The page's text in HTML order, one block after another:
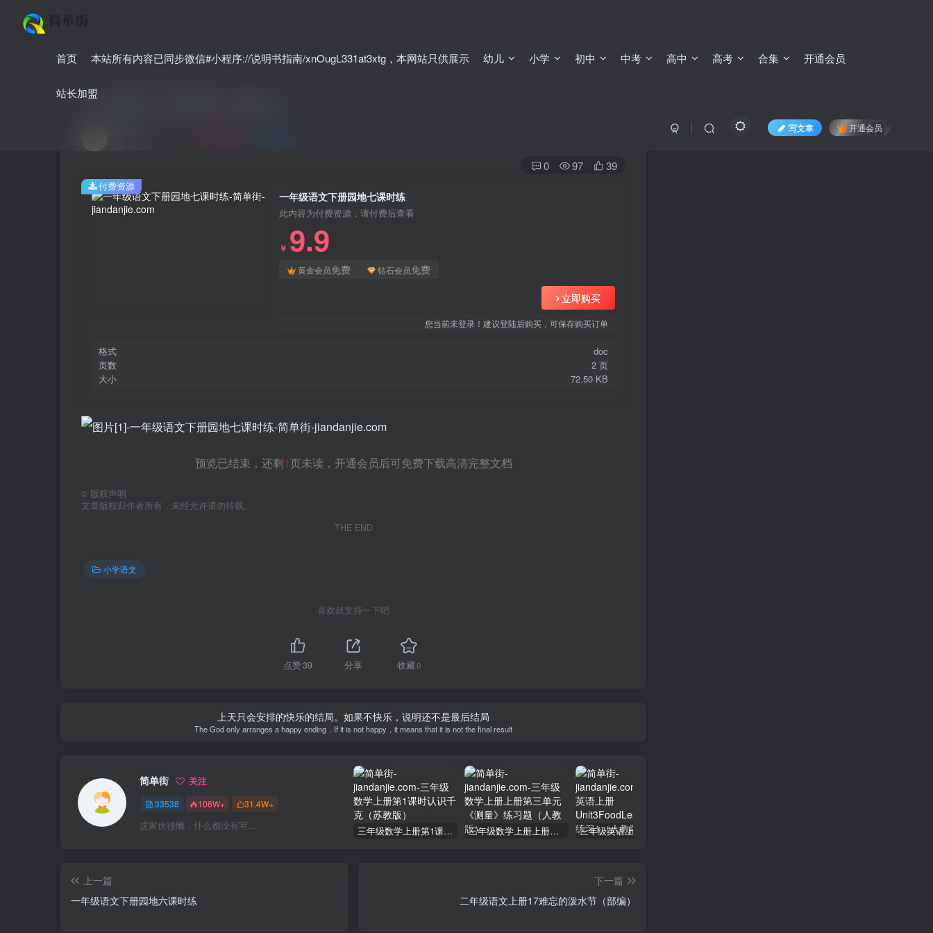
首页 本站所有内容已同步微信#小程序://说明书指南/xnOugL331at3xtg，本网站只供展示 幼儿 小学 初中 中考 高中 高考 合集 开通会员
站长加盟
写文章 开通会员
首页 小学 小学语文 正文
一年级语文下册园地七课时练
0 97 39
一年级语文下册园地七课时练
此内容为付费资源，请付费后查看
￥ 9.9
黄金会员免费 钻石会员免费
立即购买
您当前未登录！建议登陆后购买，可保存购买订单
格式
doc
页数
2 页
大小
72.50 KB
付费资源
预览已结束，还剩1页未读，开通会员后可免费下载高清完整文档
© 版权声明
文章版权归作者所有，未经允许请勿转载。
THE END
小学语文
喜欢就支持一下吧
点赞39 分享 收藏0
上天只会安排的快乐的结局。如果不快乐，说明还不是最后结局
The God only arranges a happy ending．If it is not happy，it means that it is not the final result
简单街 关注
33538 106W+ 31.4W+
这家伙很懒，什么都没有写... 三年级数学上册第1课时认识千克（苏教版） 三年级数学上册上册第三单元《测量》练习题（人教版）
上一篇
一年级语文下册园地六课时练
下一篇
二年级语文上册17难忘的泼水节（部编）